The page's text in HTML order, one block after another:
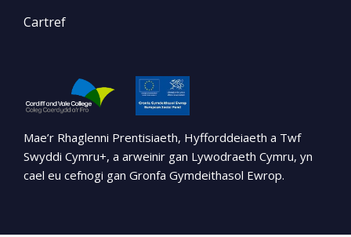
Cartref
Mae’r Rhaglenni Prentisiaeth, Hyfforddeiaeth a Twf
Swyddi Cymru+, a arweinir gan Lywodraeth Cymru, yn
cael eu cefnogi gan Gronfa Gymdeithasol Ewrop.